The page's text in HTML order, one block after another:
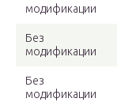
модификации
Без
модификации
Без
модификации